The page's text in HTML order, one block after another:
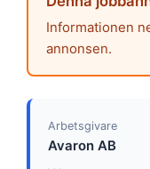
Informationen
annonsen.
Arbetsgivare
Avaron AB